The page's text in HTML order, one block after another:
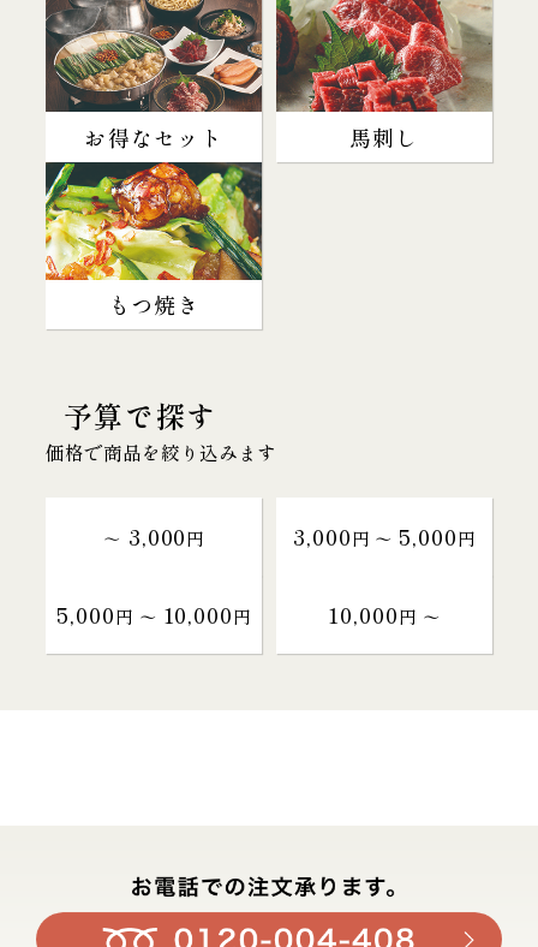
お得なセット 馬刺し
もつ焼き
予算で探す
価格で商品を絞り込みます
～ 3,000円 3,000円 〜 5,000円
5,000円 〜 10,000円 10,000円 〜